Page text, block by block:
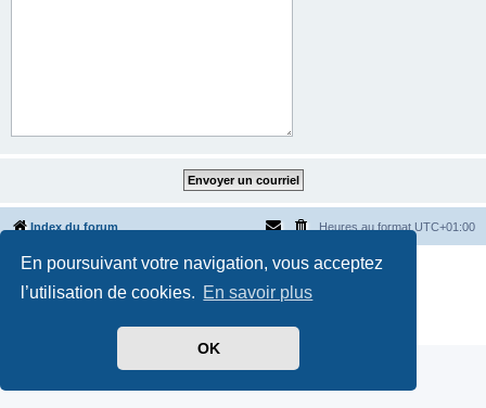
En poursuivant votre navigation, vous acceptez
l’utilisation de cookies. En savoir plus
OK
Index du forum Heures au format UTC+01:00
Développé parphpBB® Forum Software © phpBB Limited
Traduit par
phpBB-fr.com
Style parSide-car club Français